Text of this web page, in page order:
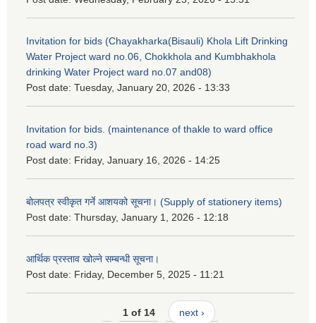
Invitation for bids (Chayakharka(Bisauli) Khola Lift Drinking
Water Project ward no.06, Chokkhola and Kumbhakhola
drinking Water Project ward no.07 and08)
Post date: Tuesday, January 20, 2026 - 13:33
Invitation for bids. (maintenance of thakle to ward office
road ward no.3)
Post date: Friday, January 16, 2026 - 14:25
बोलपत्र स्वीकृत गर्ने आशयको सूचना। (Supply of stationery items)
Post date: Thursday, January 1, 2026 - 12:18
आर्थिक प्रस्ताव खोल्ने सम्बन्धी सूचना।
Post date: Friday, December 5, 2025 - 11:21
1 of 14 next ›